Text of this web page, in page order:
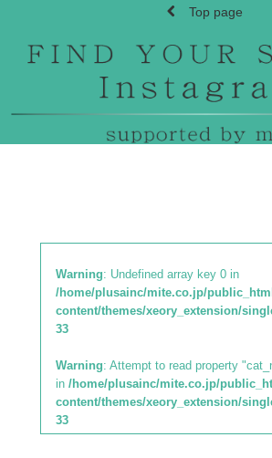
Top page
Warning: Undefined array key 0 in
/home/plusainc/mite.co.jp/
content/themes/xeory_extension/
33
Warning: Attempt to read property
in /home/plusainc/mite.co.jp/
content/themes/xeory_extension/
33